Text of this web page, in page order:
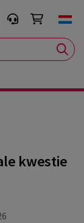
kwestie